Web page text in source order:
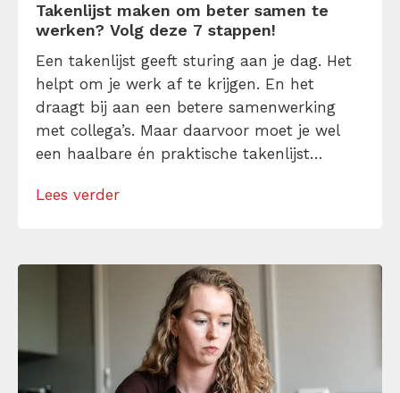
Takenlijst maken om beter samen te
werken? Volg deze 7 stappen!
Een takenlijst geeft sturing aan je dag. Het
helpt om je werk af te krijgen. En het
draagt bij aan een betere samenwerking
met collega’s. Maar daarvoor moet je wel
een haalbare én praktische takenlijst
Takenlijsten zijn vaak niet concreet genoeg,
Lees verder